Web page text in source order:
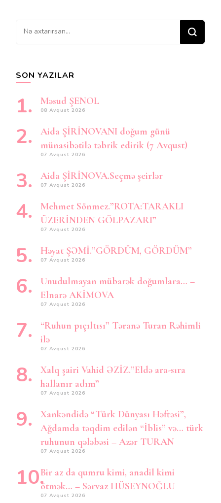
Bir
şey
SON YAZILAR
Məsud ŞENOL
08 Avqust 2026
Aida ŞİRİNOVANI doğum günü
münasibətilə təbrik edirik (7 Avqust)
07 Avqust 2026
Aida ŞİRİNOVA.Seçmə şeirlər
07 Avqust 2026
Mehmet Sönmez.”ROTA:TARAKLI
ÜZERİNDEN GÖLPAZARI”
07 Avqust 2026
Həyat ŞƏMİ.”GÖRDÜM, GÖRDÜM”
07 Avqust 2026
Unudulmayan mübarək doğumlara… –
Elnarə AKİMOVA
07 Avqust 2026
“Ruhun pıçıltısı” Təranə Turan Rəhimli
ilə
07 Avqust 2026
Xalq şairi Vahid ƏZİZ.”Eldə ara-sıra
hallanır adım”
07 Avqust 2026
Xankəndidə “Türk Dünyası Həftəsi”,
Ağdamda təqdim edilən “İblis” və… türk
ruhunun qələbəsi – Azər TURAN
07 Avqust 2026
Bir az da qumru kimi, anadil kimi
ötmək… – Sərvaz HÜSEYNOĞLU
07 Avqust 2026